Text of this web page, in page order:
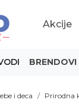
Akcije
BRENDOVI
i deca Prirodna